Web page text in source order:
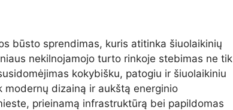
būsto sprendimas, kuris atitinka šiuolaikinių
nekilnojamojo turto rinkoje stebimas ne tik
kokybišku, patogiu ir šiuolaikiniu
dizainą ir aukštą energinio
prieinamą infrastruktūrą bei papildomas